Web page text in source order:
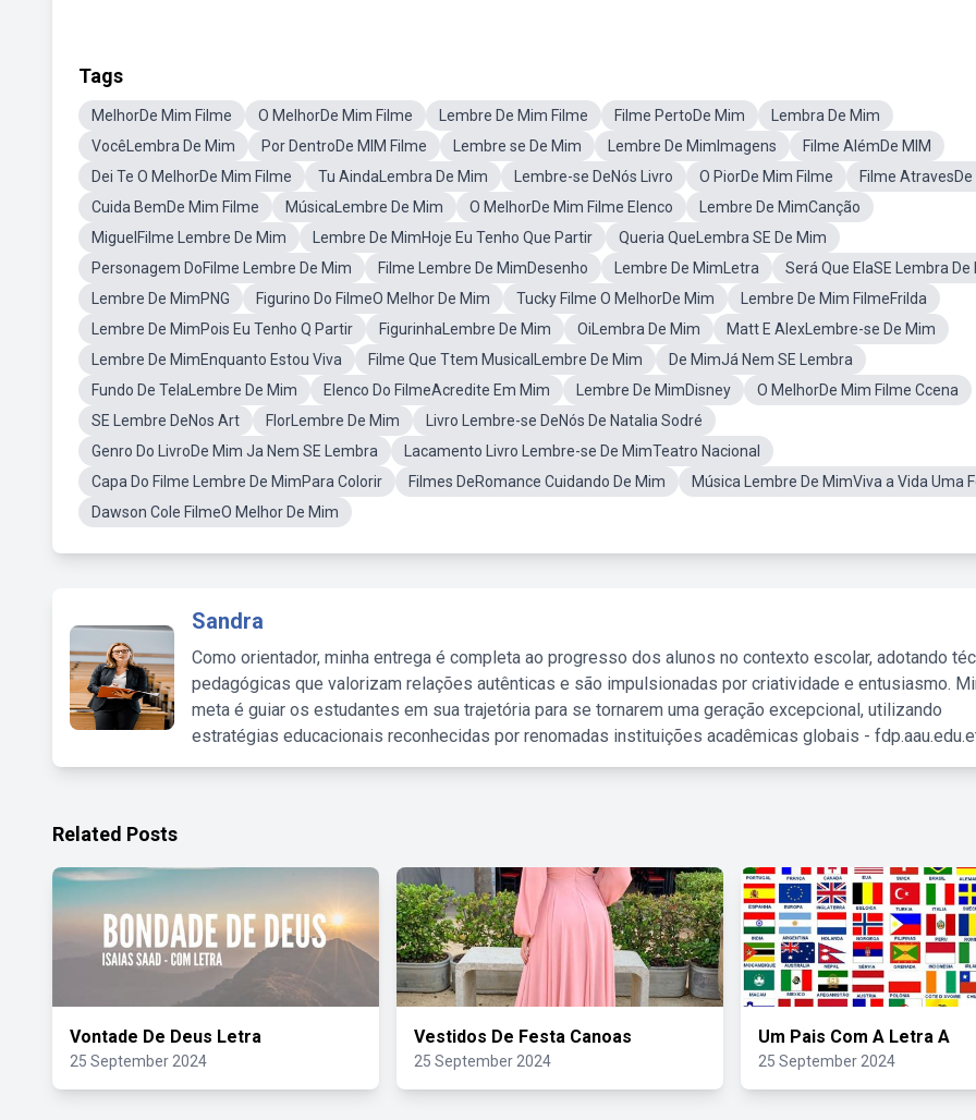
Tags
MelhorDe Mim Filme O MelhorDe Mim Filme Lembre De Mim Filme Filme PertoDe Mim
Lembra De Mim
VocêLembra De Mim
Por DentroDe MIM Filme Lembre se De Mim Lembre De MimImagens
Filme AlémDe MIM
Dei Te O MelhorDe Mim Filme
Tu AindaLembra De Mim Lembre-se DeNós Livro O PiorDe Mim Filme
Filme
Cuida BemDe Mim Filme
MúsicaLembre De Mim O MelhorDe Mim Filme Elenco
Lembre De MimCanção
MiguelFilme Lembre De Mim
Lembre De MimHoje Eu Tenho Que Partir
Queria QueLembra SE De Mim
Personagem DoFilme Lembre De Mim
Filme Lembre De MimDesenho Lembre De MimLetra
Será Que ElaSE Lembra De
Lembre De MimPNG
Figurino Do FilmeO Melhor De Mim Tucky Filme O MelhorDe Mim
Lembre De Mim FilmeFrilda
Lembre De MimPois Eu Tenho Q Partir
FigurinhaLembre De Mim OiLembra De Mim
Matt E AlexLembre-se De Mim
Lembre De MimEnquanto Estou Viva
Filme Que Ttem MusicalLembre De Mim
De MimJá Nem SE Lembra
Fundo De TelaLembre De Mim
Elenco Do FilmeAcredite Em Mim Lembre De MimDisney
O MelhorDe Mim Filme Ccena
SE Lembre DeNos Art
FlorLembre De Mim
Livro Lembre-se DeNós De Natalia Sodré
Genro Do LivroDe Mim Ja Nem SE Lembra
Lacamento Livro Lembre-se De MimTeatro Nacional
Capa Do Filme Lembre De MimPara Colorir
Filmes DeRomance Cuidando De Mim
Música Lembre De MimViva a Vida Uma
Dawson Cole FilmeO Melhor De Mim
Sandra
Como orientador, minha entrega é completa ao progresso dos alunos no contexto escolar, adotando
pedagógicas que valorizam relações autênticas e são impulsionadas por criatividade e entusiasmo.
meta é guiar os estudantes em sua trajetória para se tornarem uma geração excepcional, utilizando
estratégias educacionais reconhecidas por renomadas instituições acadêmicas globais -
Related Posts
Vontade De Deus Letra
25 September 2024
Vestidos De Festa Canoas
25 September 2024
Um Pais Com A Letra A
25 September 2024